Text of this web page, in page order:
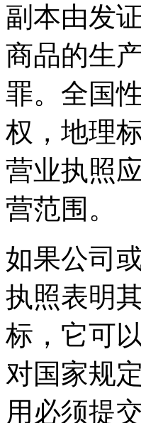
副本由发
商品的生
罪。全国
权，地理
营业执照
营范围。
如果公司
执照表明
标，它可
对国家规
用必须提